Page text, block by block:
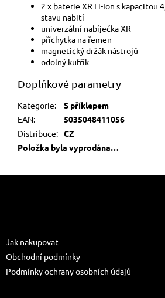
2 x baterie XR Li-Ion s kapacitou
stavu nabití
univerzální nabíječka XR
příchytka na řemen
magnetický držák nástrojů
odolný kufřík
Doplňkové parametry
Kategorie:
S příklepem
EAN:
5035048411056
Distribuce: CZ
Položka byla vyprodána…
Jak nakupovat
Obchodní podmínky
Podmínky ochrany osobních údajů